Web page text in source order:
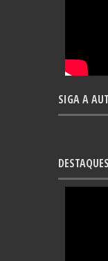
SIGA A